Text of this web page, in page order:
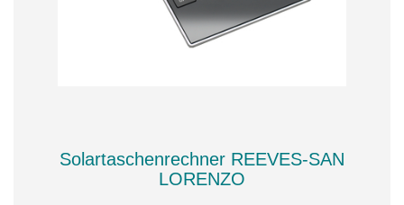
Solartaschenrechner REEVES-SAN
LORENZO